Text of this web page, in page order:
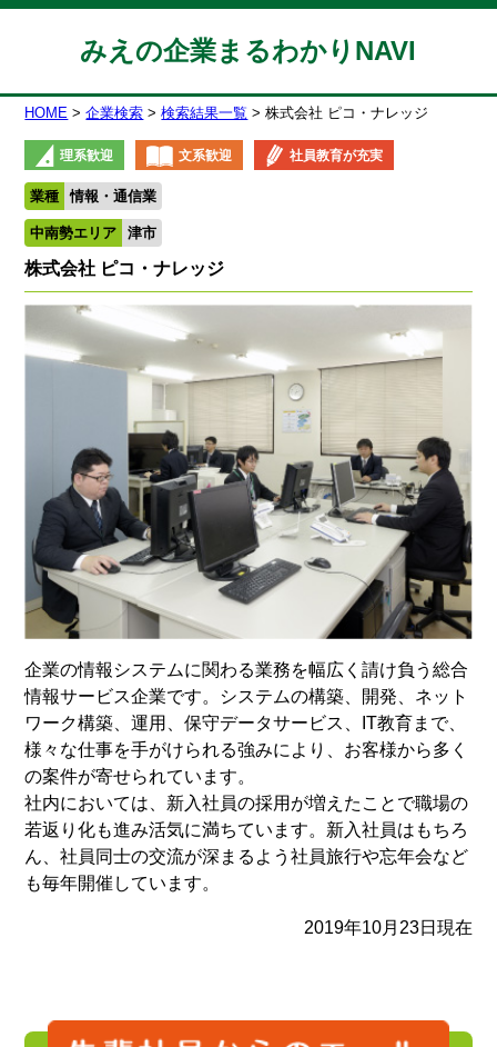
みえの企業まるわかりNAVI
HOME 企業検索 検索結果一覧 株式会社 ピコ・ナレッジ
理系歓迎 文系歓迎 社員教育が充実
業種 情報・通信業
中南勢エリア 津市
株式会社 ピコ・ナレッジ
企業の情報システムに関わる業務を幅広く請け負う総合
情報サービス企業です。システムの構築、開発、ネット
ワーク構築、運用、保守データサービス、IT教育まで、
様々な仕事を手がけられる強みにより、お客様から多く
の案件が寄せられています。
社内においては、新入社員の採用が増えたことで職場の
若返り化も進み活気に満ちています。新入社員はもちろ
ん、社員同士の交流が深まるよう社員旅行や忘年会など
も毎年開催しています。
2019年10月23日現在